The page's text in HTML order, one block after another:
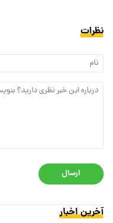
نظرات
ارسال
آخرین اخبار